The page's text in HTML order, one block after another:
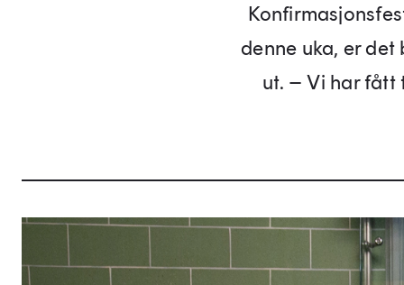
denne uka, er
ut. – Vi har fått